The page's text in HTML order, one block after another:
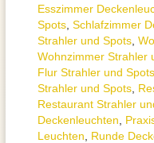
Esszimmer
Spots Schlafzimmer
Strahler und Spots
Wohnzimmer Strahler
Flur Strahler und Spots
Strahler und Spots
Restaurant Strahler
Deckenleuchten
Leuchten
Runde